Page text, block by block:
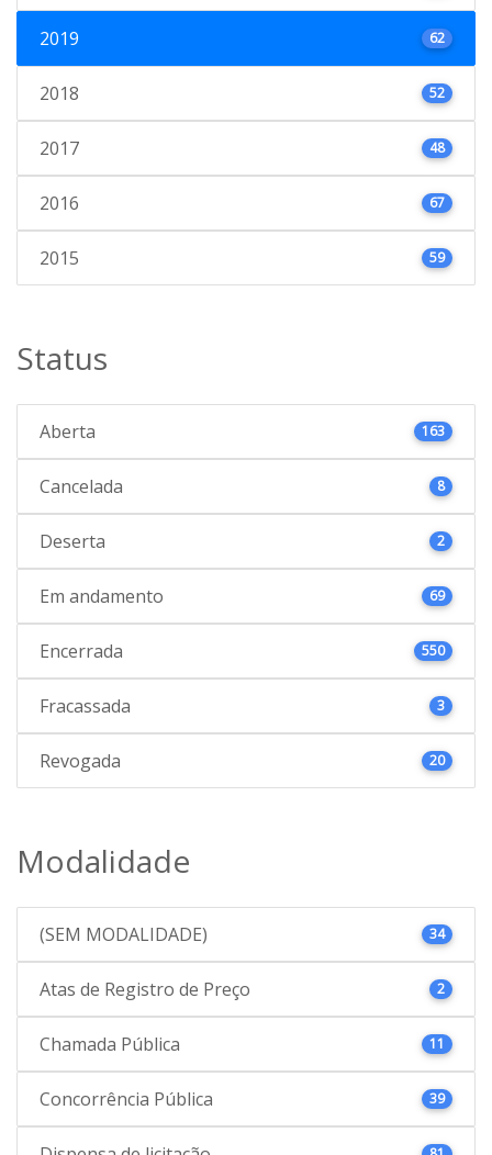
2019 62
2018 52
2017 48
2016 67
2015 59
Status
Aberta 163
Cancelada 8
Deserta 2
Em andamento 69
Encerrada 550
Fracassada 3
Revogada 20
Modalidade
(SEM MODALIDADE) 34
Atas de Registro de Preço 2
Chamada Pública 11
Concorrência Pública 39